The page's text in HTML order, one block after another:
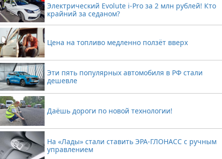
Электрический Evolute i-Pro за 2 млн рублей! Кто
крайний за седаном?
Цена на топливо медленно ползёт вверх
Эти пять популярных автомобиля в РФ стали
дешевле
Даёшь дороги по новой технологии!
На «Лады» стали ставить ЭРА-ГЛОНАСС с ручным
управлением